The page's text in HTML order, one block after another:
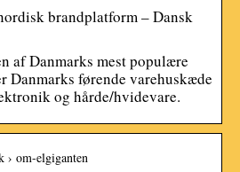
brandplatform – Dansk
af Danmarks mest populære
Danmarks førende varehuskæde
og hårde/hvidevare.
› om-elgiganten